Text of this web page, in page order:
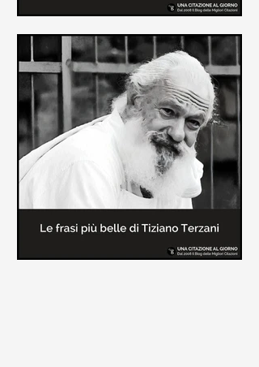
Le frasi più belle delle poesie di
Wisława Szymborska
In questa pagina sono raccolte le
migliori frasi brevi tratte dalle poesie
di Wisława Szymborska sull'amore e
sulla vita